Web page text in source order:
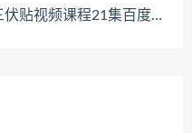
课程21集百度网盘下载学习